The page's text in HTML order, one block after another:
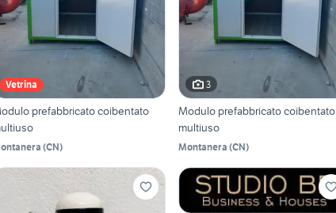
Vetrina
prefabbricato coibentato
(CN)
3
Modulo prefabbricato coibentato
multiuso
Montanera (CN)